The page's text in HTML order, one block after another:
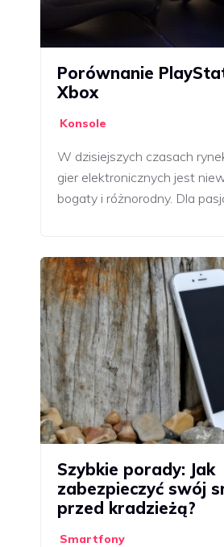
Porównanie
Xbox
Konsole
W dzisiejszych czasach
gier elektronicznych jest
bogaty i różnorodny. Dla
Szybkie porady: Jak
zabezpieczyć swój
przed kradzieżą?
Smartfony